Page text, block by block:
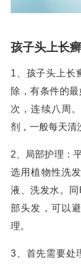
孩子头上长
1、孩子头上长
除，有条件的
次，连续八周
剂，一般每天清
2、局部护理：
选用植物性洗
液、洗发水。
部头发，可以
理。
3、首先需要处